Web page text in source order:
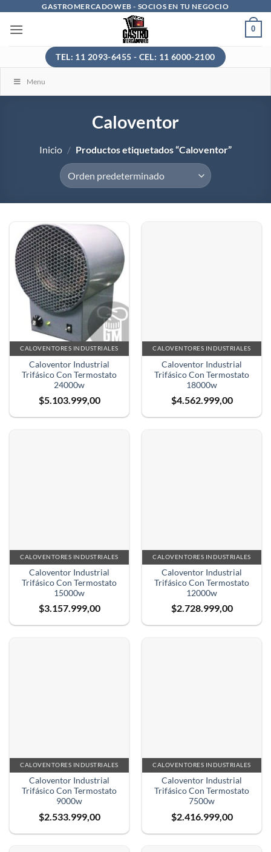
contenido
GASTROMERCADOWEB - SOCIOS EN TU NEGOCIO
0
TEL: 11 2093-6455 - CEL: 11 6000-2100
Menu
Caloventor
Inicio / Productos etiquetados “Caloventor”
CALOVENTORES INDUSTRIALES
Caloventor Industrial
Trifásico Con Termostato
24000w
$5.103.999,00
CALOVENTORES INDUSTRIALES
Caloventor Industrial
Trifásico Con Termostato
18000w
$4.562.999,00
CALOVENTORES INDUSTRIALES
Caloventor Industrial
Trifásico Con Termostato
15000w
$3.157.999,00
CALOVENTORES INDUSTRIALES
Caloventor Industrial
Trifásico Con Termostato
12000w
$2.728.999,00
CALOVENTORES INDUSTRIALES
Caloventor Industrial
Trifásico Con Termostato
9000w
$2.533.999,00
CALOVENTORES INDUSTRIALES
Caloventor Industrial
Trifásico Con Termostato
7500w
$2.416.999,00